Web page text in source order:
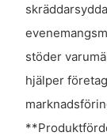
stöder
hjälper